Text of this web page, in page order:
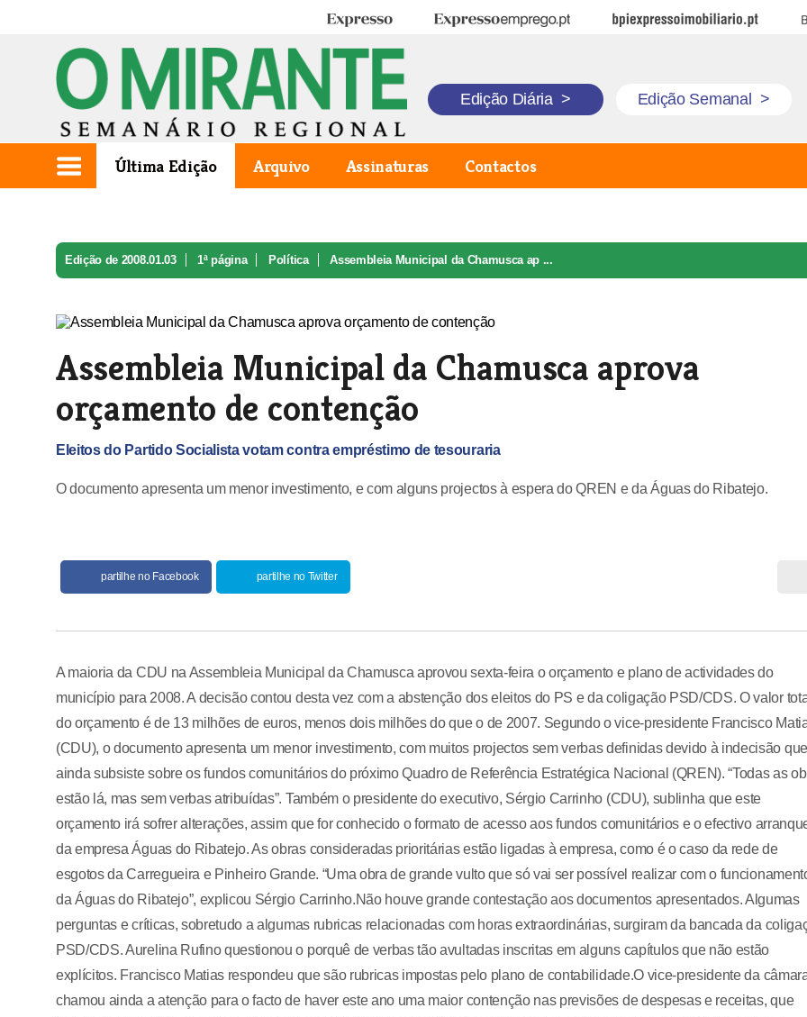
Expresso Expresso Emprego BPI Expresso Imobiliário
Edição Diária > Edição Semanal >
Última Edição Arquivo Assinaturas Contactos
Edição de 2008.01.03 1ª página Política Assembleia Municipal da Chamusca ap ...
Assembleia Municipal da Chamusca aprova
orçamento de contenção
Eleitos do Partido Socialista votam contra empréstimo de tesouraria
O documento apresenta um menor investimento, e com alguns projectos à espera do QREN e da Águas do Ribatejo.
partilhe no Facebook partilhe no Twitter
A maioria da CDU na Assembleia Municipal da Chamusca aprovou sexta-feira o orçamento e plano de actividades do
município para 2008. A decisão contou desta vez com a abstenção dos eleitos do PS e da coligação PSD/CDS. O valor
do orçamento é de 13 milhões de euros, menos dois milhões do que o de 2007. Segundo o vice-presidente Francisco
(CDU), o documento apresenta um menor investimento, com muitos projectos sem verbas definidas devido à indecisão que
ainda subsiste sobre os fundos comunitários do próximo Quadro de Referência Estratégica Nacional (QREN). “Todas as
estão lá, mas sem verbas atribuídas”. Também o presidente do executivo, Sérgio Carrinho (CDU), sublinha que este
orçamento irá sofrer alterações, assim que for conhecido o formato de acesso aos fundos comunitários e o efectivo
da empresa Águas do Ribatejo. As obras consideradas prioritárias estão ligadas à empresa, como é o caso da rede de
esgotos da Carregueira e Pinheiro Grande. “Uma obra de grande vulto que só vai ser possível realizar com o
da Águas do Ribatejo”, explicou Sérgio Carrinho.Não houve grande contestação aos documentos apresentados. Algumas
perguntas e críticas, sobretudo a algumas rubricas relacionadas com horas extraordinárias, surgiram da bancada da
PSD/CDS. Aurelina Rufino questionou o porquê de verbas tão avultadas inscritas em alguns capítulos que não estão
explícitos. Francisco Matias respondeu que são rubricas impostas pelo plano de contabilidade.O vice-presidente da
chamou ainda a atenção para o facto de haver este ano uma maior contenção nas previsões de despesas e receitas, que